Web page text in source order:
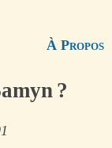
À Propos
?